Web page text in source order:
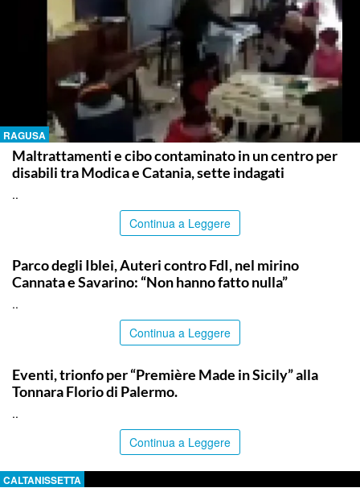
RAGUSA
Maltrattamenti e cibo contaminato in un centro per
disabili tra Modica e Catania, sette indagati
..
Continua a Leggere
Parco degli Iblei, Auteri contro FdI, nel mirino
Cannata e Savarino: “Non hanno fatto nulla”
..
Continua a Leggere
Eventi, trionfo per “Première Made in Sicily” alla
Tonnara Florio di Palermo.
..
Continua a Leggere
CALTANISSETTA